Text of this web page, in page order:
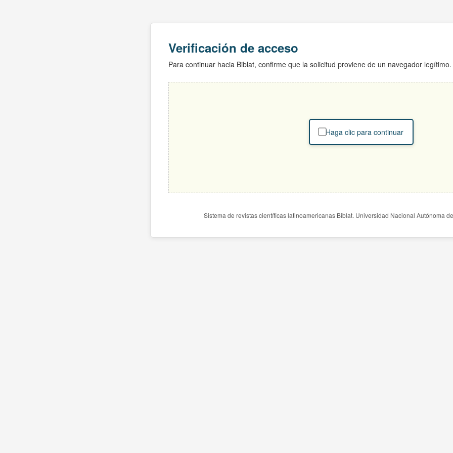
Verificación de acceso
Para continuar hacia Biblat, confirme que la solicitud proviene de un navegador legítimo.
Haga clic para continuar
Sistema de revistas científicas latinoamericanas Biblat. Universidad Nacional Autónoma